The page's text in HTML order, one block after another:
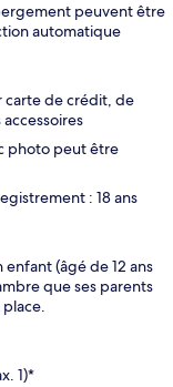
peuvent être
automatique
carte de crédit, de
photo peut être
: 18 ans
(âgé de 12 ans
que ses parents
1)*